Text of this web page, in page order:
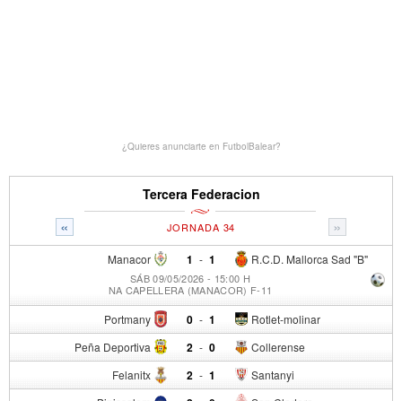
¿Quieres anunciarte en FutbolBalear?
Tercera Federacion
« »
JORNADA 34
Manacor 1 - R.C.D. Mallorca Sad "B"
1
SÁB 09/05/2026 - 15:00 H
NA CAPELLERA (MANACOR) F-11
Portmany 0 - Rotlet-molinar
1
Peña Deportiva 2 - Collerense
0
Felanitx 2 - Santanyi
1